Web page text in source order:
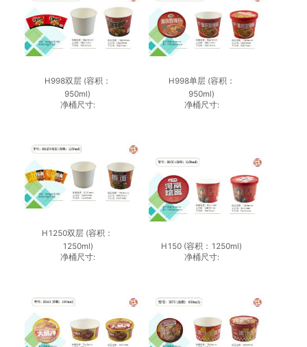
H998双层 (容积：
950ml)
净桶尺寸:
H998单层 (容积：
950ml)
净桶尺寸:
H1250双层 (容积：
1250ml)
净桶尺寸:
H150 (容积：1250ml)
净桶尺寸: